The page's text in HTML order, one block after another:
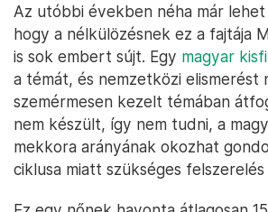
Az utóbbi években néha már
hogy a nélkülözésnek ez a fajtája
is sok embert sújt. Egy magyar
a témát, és nemzetközi elismerést
szemérmesen kezelt témában
nem készült, így nem tudni, a
mekkora arányának okozhat
ciklusa miatt szükséges felszerelés